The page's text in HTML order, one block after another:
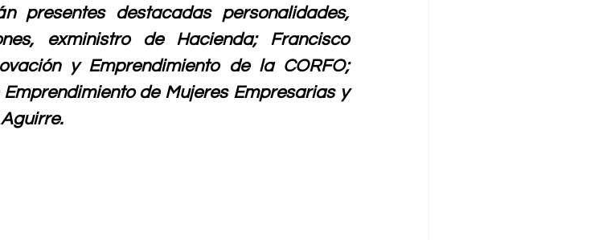
presentes destacadas personalidades,
exministro de Hacienda; Francisco
y Emprendimiento de la CORFO;
de Mujeres Empresarias y